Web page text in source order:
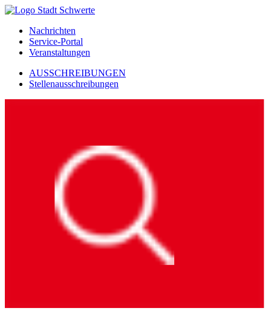
Nachrichten
Service-Portal
Veranstaltungen
AUSSCHREIBUNGEN
Stellenausschreibungen